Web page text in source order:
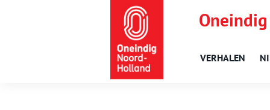
VERHALEN